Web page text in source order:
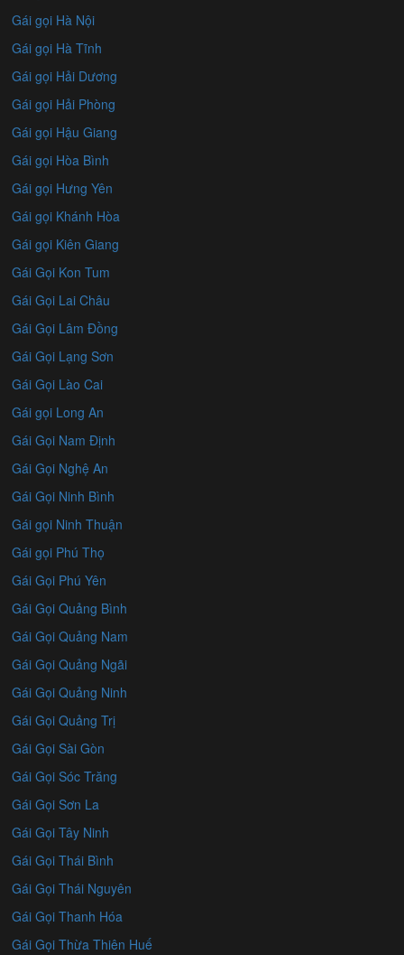
Gái gọi Hà Nội
Gái gọi Hà Tĩnh
Gái gọi Hải Dương
Gái gọi Hải Phòng
Gái gọi Hậu Giang
Gái gọi Hòa Bình
Gái gọi Hưng Yên
Gái gọi Khánh Hòa
Gái gọi Kiên Giang
Gái Gọi Kon Tum
Gái Gọi Lai Châu
Gái Gọi Lâm Đồng
Gái Gọi Lạng Sơn
Gái Gọi Lào Cai
Gái gọi Long An
Gái Gọi Nam Định
Gái Gọi Nghệ An
Gái Gọi Ninh Bình
Gái gọi Ninh Thuận
Gái gọi Phú Thọ
Gái Gọi Phú Yên
Gái Gọi Quảng Bình
Gái Gọi Quảng Nam
Gái Gọi Quảng Ngãi
Gái Gọi Quảng Ninh
Gái Gọi Quảng Trị
Gái Gọi Sài Gòn
Gái Gọi Sóc Trăng
Gái Gọi Sơn La
Gái Gọi Tây Ninh
Gái Gọi Thái Bình
Gái Gọi Thái Nguyên
Gái Gọi Thanh Hóa
Gái Gọi Thừa Thiên Huế